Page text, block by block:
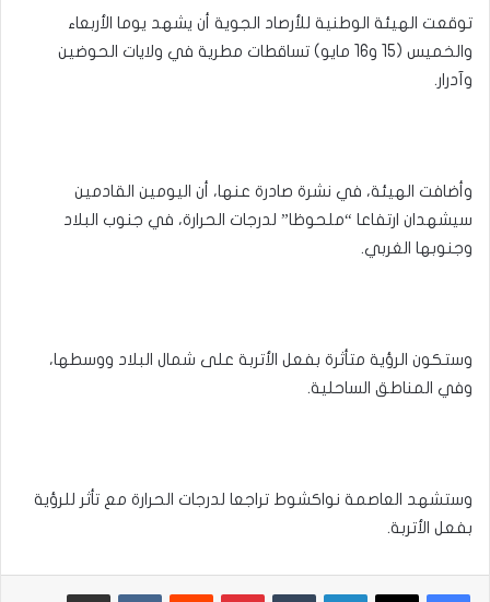
توقعت الهيئة الوطنية للأرصاد الجوية أن يشهد يوما الأربعاء
والخميس (15 و16 مايو) تساقطات مطرية في ولايات الحوضين
وآدرار.
وأضافت الهيئة، في نشرة صادرة عنها، أن اليومين القادمين
سيشهدان ارتفاعا “ملحوظا” لدرجات الحرارة، في جنوب البلاد
وجنوبها الغربي.
وستكون الرؤية متأثرة بفعل الأتربة على شمال البلاد ووسطها،
وفي المناطق الساحلية.
وستشهد العاصمة نواكشوط تراجعا لدرجات الحرارة مع تأثر للرؤية
بفعل الأتربة.
لينكدإن بينتيريست مشاركة عبر البريد